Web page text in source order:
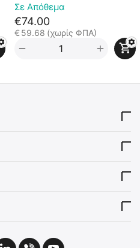
Σε Απόθεμα
€74.00
€59.68 (χωρίς ΦΠΑ)
+
−